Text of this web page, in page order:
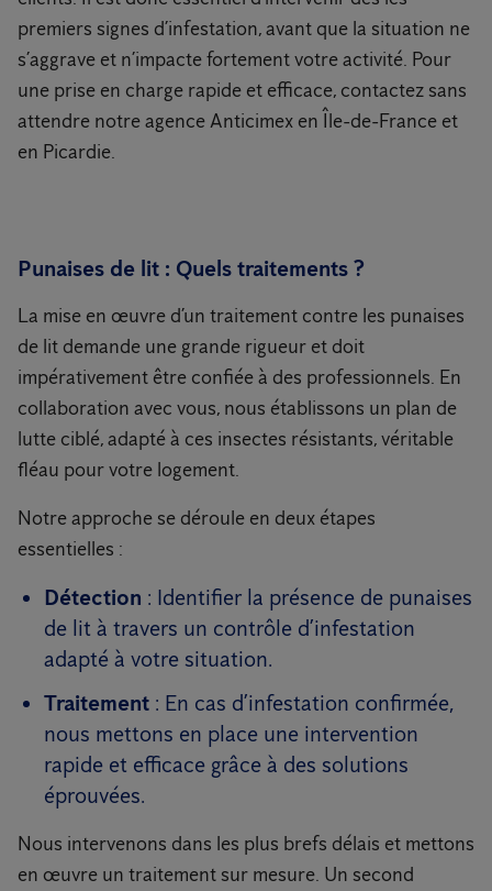
premiers signes d’infestation, avant que la situation ne
s’aggrave et n’impacte fortement votre activité. Pour
une prise en charge rapide et efficace, contactez sans
attendre notre agence Anticimex en Île-de-France et
en Picardie.
Punaises de lit : Quels traitements ?
La mise en œuvre d’un traitement contre les punaises
de lit demande une grande rigueur et doit
impérativement être confiée à des professionnels. En
collaboration avec vous, nous établissons un plan de
lutte ciblé, adapté à ces insectes résistants, véritable
fléau pour votre logement.
Notre approche se déroule en deux étapes
essentielles :
Détection : Identifier la présence de punaises
de lit à travers un contrôle d’infestation
adapté à votre situation.
Traitement : En cas d’infestation confirmée,
nous mettons en place une intervention
rapide et efficace grâce à des solutions
éprouvées.
Nous intervenons dans les plus brefs délais et mettons
en œuvre un traitement sur mesure. Un second